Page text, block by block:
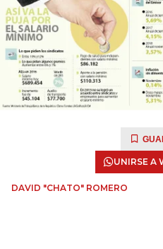
UNIRSE A
DAVID "CHATO" ROMERO